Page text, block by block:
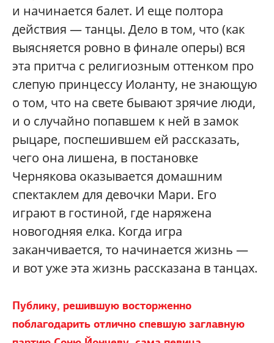
и начинается балет. И еще полтора
действия — танцы. Дело в том, что (как
выясняется ровно в финале оперы) вся
эта притча с религиозным оттенком про
слепую принцессу Иоланту, не знающую
о том, что на свете бывают зрячие люди,
и о случайно попавшем к ней в замок
рыцаре, поспешившем ей рассказать,
чего она лишена, в постановке
Чернякова оказывается домашним
спектаклем для девочки Мари. Его
играют в гостиной, где наряжена
новогодняя елка. Когда игра
заканчивается, то начинается жизнь —
и вот уже эта жизнь рассказана в танцах.
Публику, решившую восторженно
поблагодарить отлично спевшую заглавную